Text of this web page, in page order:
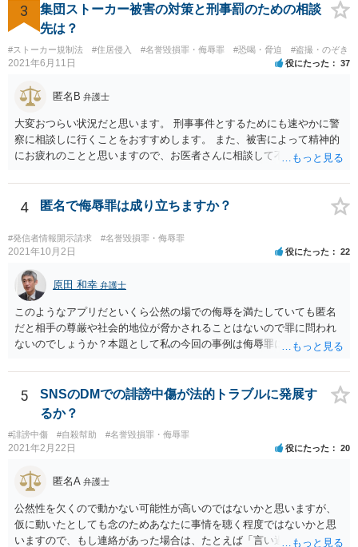
上で具体的にどのような内容・程度のやり取りをしたのかといった個
別的な事情に左右されます。 また、その他のお尋ねの点ですが、 ・将
来返還義務のある奨学金であっても、いったんご相談者様の口座に入
ったお金はご相談者様の財産としてカウントされます。 ・ご両親の財
産はご相談者様の財産とは扱われません。もっとも、相手方がご相談
者様に対し、賠償金の用意のためご両親に協力を依頼するよう求めて
くることはあり得ます。 ・弁護士から連絡がある場合、通常は、連絡
先・請求額・支払先などが記載された書面が郵送されてくる場合が多
いと思料いたします。
3
集団ストーカー被害の対策と刑事罰のための相談
先は？
#ストーカー規制法 #住居侵入 #名誉毀損罪・侮辱罪 #恐喝・脅迫 #盗撮・のぞき
2021年6月11日 役にたった 37
匿名B 弁護士
大変おつらい状況だと思います。 刑事事件とするためにも速やかに警
察に相談しに行くことをおすすめします。 また、被害によって精神的
にお疲れのことと思いますので、お医者さんに相談して不安な気持ち
4 匿名で侮辱罪は成り立ちますか？
#発信者情報開示請求 #名誉毀損罪・侮辱罪
2021年10月2日 役にたった 22
原田 和幸 弁護士
このようなアプリだといくら公然の場での侮辱を満たしていても匿名
だと相手の尊厳や社会的地位が脅かされることはないので罪に問われ
ないのでしょうか？本題として私の今回の事例は侮辱罪には該当しな
評価を低下させたとは言えないでしょうから、侮辱罪にはならないと
思います。
5
SNSのDMでの誹謗中傷が法的トラブルに発展す
るか？
#誹謗中傷 #自殺幇助 #名誉毀損罪・侮辱罪
2021年2月22日 役にたった 20
匿名A 弁護士
公然性を欠くので動かない可能性が高いのではないかと思いますが、
仮に動いたとしても念のためあなたに事情を聴く程度ではないかと思
いますので、もし連絡があった場合は、たとえば「言い過ぎた部分が